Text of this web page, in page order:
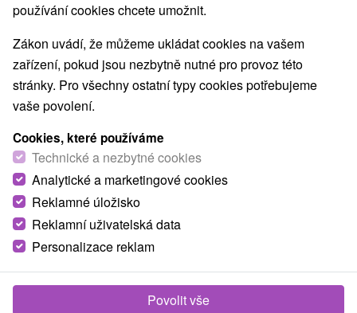
1.
Turčianský lázeňský SPECIÁL: Wellness, pivo
a relax za zvýhodněnou cenu ve vybraných
termínech
Od 2 Nocí
Polopenze
používání cookies chcete umožnit.
Zákon uvádí, že můžeme ukládat cookies na vašem
zařízení, pokud jsou nezbytně nutné pro provoz této
stránky. Pro všechny ostatní typy cookies potřebujeme
vaše povolení.
Cookies, které používáme
Technické a nezbytné cookies
Analytické a marketingové cookies
Reklamné úložisko
Reklamní uživatelská data
Personalizace reklam
Povolit vše